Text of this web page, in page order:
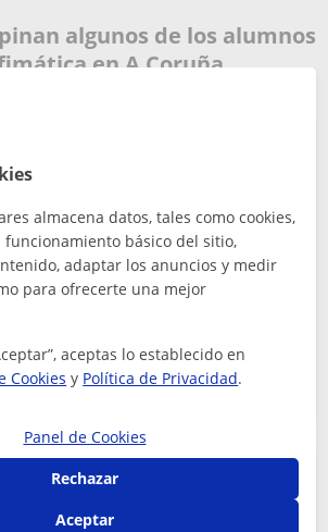
algunos de los alumnos
en A Coruña
y mejor persona! Estoy
de 1 año
de Ofimática
almacena datos, tales como cookies,
básico del sitio,
adaptar los anuncios y medir
para ofrecerte una mejor
aceptas lo establecido en
Cookies y Política de Privacidad.
Panel de Cookies
Rechazar
Aceptar